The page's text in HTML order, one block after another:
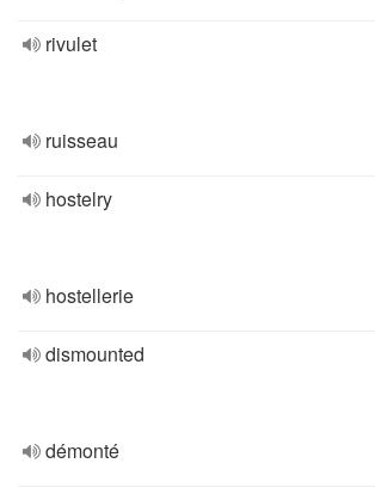
rivulet
ruisseau
hostelry
hostellerie
dismounted
démonté